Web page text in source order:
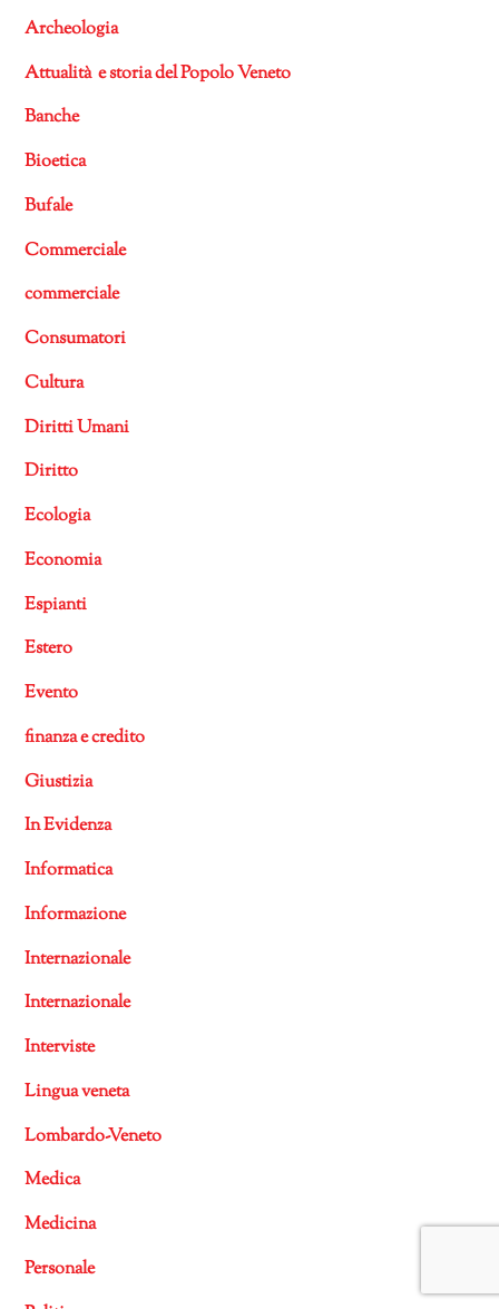
Archeologia
Attualità e storia del Popolo Veneto
Banche
Bioetica
Bufale
Commerciale
commerciale
Consumatori
Cultura
Diritti Umani
Diritto
Ecologia
Economia
Espianti
Estero
Evento
finanza e credito
Giustizia
In Evidenza
Informatica
Informazione
Internazionale
Internazionale
Interviste
Lingua veneta
Lombardo-Veneto
Medica
Medicina
Personale